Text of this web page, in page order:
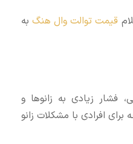
قیمت توالت وال هنگبه
فشار زیادی به زانوها و
افرادی با مشکلات زانو